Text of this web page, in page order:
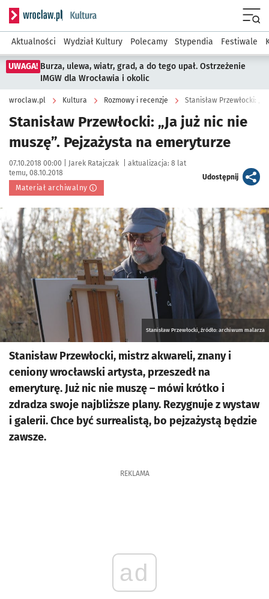
Serwis informacyjny wroclaw.pl podserwis: Kultura
Aktualności Wydział Kultury Polecamy Stypendia Festiwale
UWAGA! Burza, ulewa, wiatr, grad, a do tego upał. Ostrzeżenie
IMGW dla Wrocławia i okolic
wroclaw.pl Kultura Rozmowy i recenzje Stanisław Przewłocki:
Stanisław Przewłocki: „Ja już nic nie
muszę”. Pejzażysta na emeryturze
Data publikacji:
07.10.2018 00:00 | Autor:
Jarek Ratajczak aktualizacja: 8 lat
temu, 08.10.2018
Materiał archiwalny
Udostępnijartykuł
Kliknij, aby powiększyć
Stanisław Przewłocki, źródło: archiwum malarza
Stanisław Przewłocki, mistrz akwareli, znany i
ceniony wrocławski artysta, przeszedł na
emeryturę. Już nic nie muszę – mówi krótko i
zdradza swoje najbliższe plany. Rezygnuje z wystaw
i galerii. Chce być surrealistą, bo pejzażystą będzie
zawsze.
REKLAMA
ad